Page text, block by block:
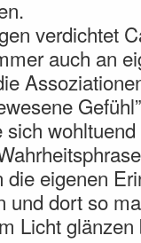
verdichtet
auch an
sich
eigenen
und dort so
Licht